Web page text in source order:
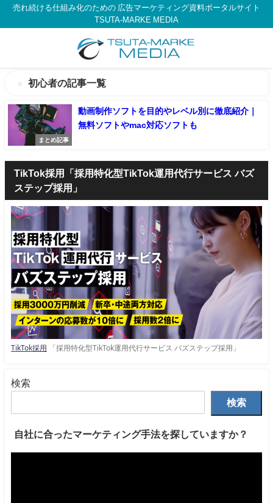
売れ続ける仕組み化のための 広告マーケティング資料ポータルサイト
TSUTA-MARKE MEDIA
初心者の記事一覧
まとめ記事
動画制作ソフトを目的やレベル別に徹底紹介｜
無料ソフトやmac対応ソフトも
TikTok採用「採用特化型TikTok運用代行サービス バズ
ステップ採用」
TikTok採用 「採用特化型TikTok運用代行サービス バズステップ採用」
検索
検索
自社に合ったマーケティング手法を探していますか？